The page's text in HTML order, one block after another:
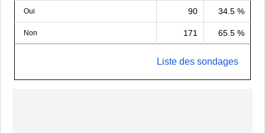
Oui 90 34.5 %
Non 171 65.5 %
Liste des sondages